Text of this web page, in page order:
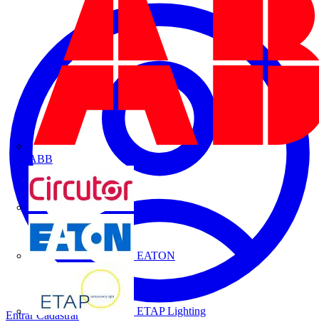
ABB
CIRCUTOR
EATON
ETAP Lighting
Entrar Cadastrar